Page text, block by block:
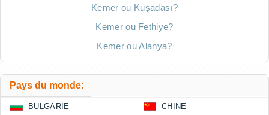
Kemer ou Kuşadası?
Kemer ou Fethiye?
Kemer ou Alanya?
Pays du monde:
BULGARIE CHINE